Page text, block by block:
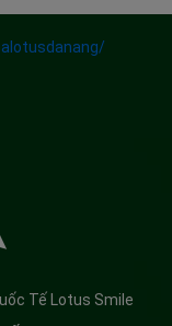
Tế Lotus Smile